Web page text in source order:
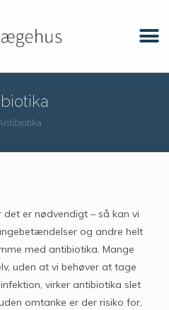
er nødvendigt – så kan vi
og andre helt
med antibiotika. Mange
uden at vi behøver at tage
virker antibiotika slet
omtanke er der risiko for,